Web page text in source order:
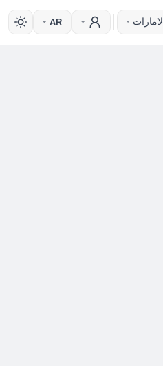
الامارات AR